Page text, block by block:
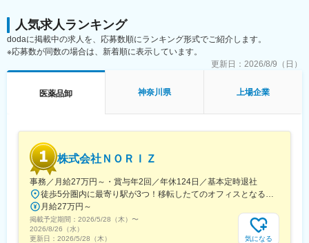
・中途入社8年目30代／年収1,500万円
■会社概要
・電子カルテ、AI音声認識、訪問歯科支援まで、歯科DXを総合的
に支援。
・「治療から予防へ」「外来から訪問へ」という業界変革の追い
風を受け、主力製品『AI・音声Hiクラテス』の全国展開を加速し
変更の範囲：会社の定める業務
◆キタマチ薬局
・住所：東京都練馬区北町1丁目30-3
・営業：月～金／9:00－18:30 土／9:00－15:00 日・祝／休
◆佐々浪薬局
センター西館1F
◆ファーマライズ薬局・東中野店
・住所：東京都中野区東中野一丁目55番４号 OS melia 2階 2n号
室
・営業：月・火・水・金／9:30－12:30、14:00－18:30 土／
9:00－12:30、14:00－17:00 日／10:00－15:00木・祝日／休
◆ファーマライズ薬局・文京店
・住所：文京区湯島3丁目3-8
・営業：月～金／9:00－18:00 土／9:00－13:00 日・祝／休
人気求人ランキング
dodaに掲載中の求人を、応募数順にランキング形式でご紹介します。
※応募数が同数の場合は、新着順に表示しています。
更新日： 2026/8/9（日）
医薬品卸 神奈川県 上場企業
株式会社ＮＯＲＩＺ
事務／月給27万円～・賞与年2回／年休124日／基本定時退社
徒歩5分圏内に最寄り駅が3つ！移転したてのオフィスとなるため、新しくキレイなオフィスで働けます！★転勤なし東京都中央区銀座6-13-16 ヒューリック銀座ウォールビル3階新富町から徒歩3分※受動喫煙対策：屋内禁煙
月給27万円～
掲載予定期間： 2026/5/28（木） 〜
2026/8/26（水）
更新日： 2026/5/28（木） 気になる